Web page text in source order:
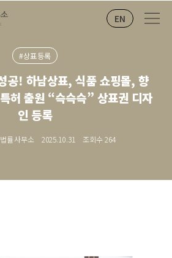
EN
#상표등록
공! 하남상표, 식품 쇼핑몰, 향
허 출원 “슥슥슥” 상표권 디자
인 등록
률사무소 2025.10.31 조회수264